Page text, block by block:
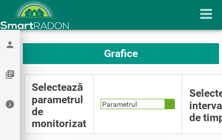
person
library_books
info
Grafice
Selectează
parametrul
de
monitorizat
Parametrul
de